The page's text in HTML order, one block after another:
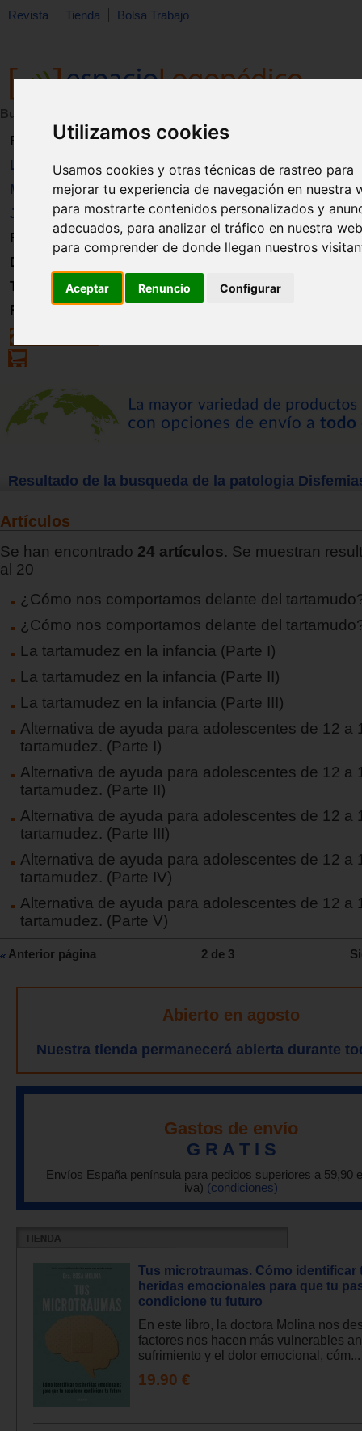
Utilizamos cookies
Usamos cookies y otras técnicas de rastreo para
mejorar tu experiencia de navegación en nuestra
para mostrarte contenidos personalizados y
adecuados, para analizar el tráfico en nuestra
para comprender de donde llegan nuestros
Aceptar Renuncio Configurar
Revista Tienda Bolsa Trabajo
Buscar:
Revista
Libros
Material
Juguetes
Formación
Directorio
Trabajo
Registro
Resultado de la busqueda de la patologia
Artículos
Se han encontrado 24 artículos. Se muestran
al 20
¿Cómo nos comportamos delante del
¿Cómo nos comportamos delante del
La tartamudez en la infancia (Parte I)
La tartamudez en la infancia (Parte II)
La tartamudez en la infancia (Parte III)
Alternativa de ayuda para adolescentes de 12 a
tartamudez. (Parte I)
Alternativa de ayuda para adolescentes de 12 a
tartamudez. (Parte II)
Alternativa de ayuda para adolescentes de 12 a
tartamudez. (Parte III)
Alternativa de ayuda para adolescentes de 12 a
tartamudez. (Parte IV)
Alternativa de ayuda para adolescentes de 12 a
tartamudez. (Parte V)
Anterior página 2 de 3
Abierto en agosto
Nuestra tienda permanecerá abierta durante
Gastos de envío
G R A T I S
Envíos España península para pedidos superiores a 59,90
iva) (condiciones)
Tus microtraumas. Cómo identificar
heridas emocionales para que tu
condicione tu futuro
En este libro, la doctora Molina nos
factores nos hacen más vulnerables
sufrimiento y el dolor emocional, cóm...
19.90 €